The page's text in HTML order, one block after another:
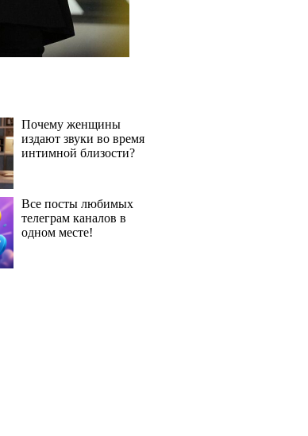
Почему женщины
издают звуки во время
интимной близости?
Все посты любимых
телеграм каналов в
одном месте!